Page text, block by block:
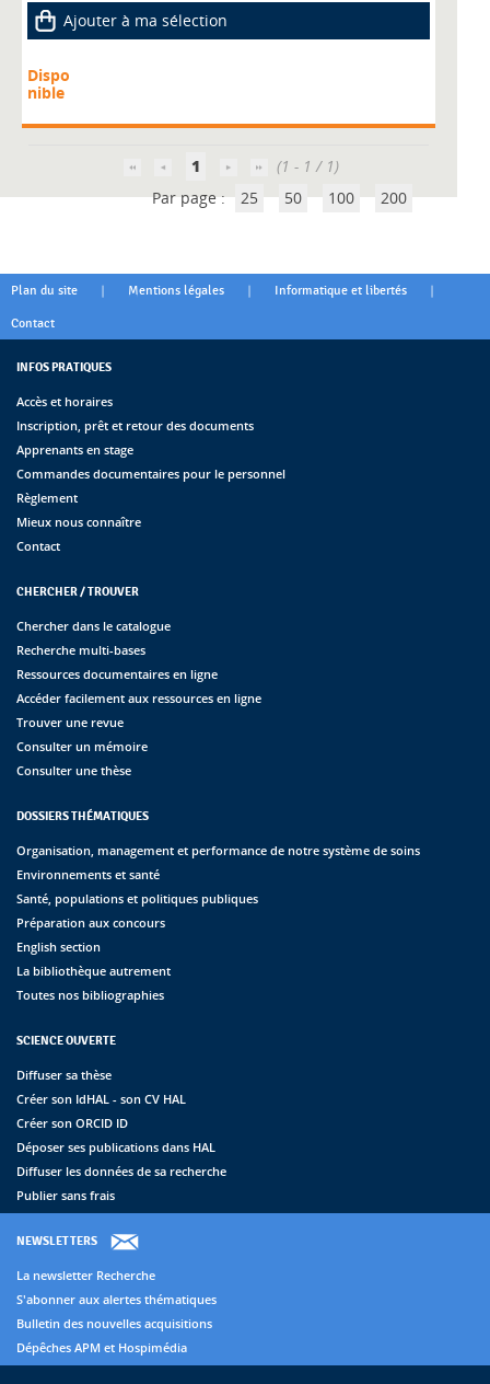
Ajouter à ma sélection
Dispo
nible
1
(1 - 1 / 1)
Par page : 25 50 100 200
Plan du site | Mentions légales | Informatique et libertés |
Contact
INFOS PRATIQUES
Accès et horaires
Inscription, prêt et retour des documents
Apprenants en stage
Commandes documentaires pour le personnel
Règlement
Mieux nous connaître
Contact
CHERCHER / TROUVER
Chercher dans le catalogue
Recherche multi-bases
Ressources documentaires en ligne
Accéder facilement aux ressources en ligne
Trouver une revue
Consulter un mémoire
Consulter une thèse
DOSSIERS THÉMATIQUES
Organisation, management et performance de notre système de soins
Environnements et santé
Santé, populations et politiques publiques
Préparation aux concours
English section
La bibliothèque autrement
Toutes nos bibliographies
SCIENCE OUVERTE
Diffuser sa thèse
Créer son IdHAL - son CV HAL
Créer son ORCID ID
Déposer ses publications dans HAL
Diffuser les données de sa recherche
Publier sans frais
NEWSLETTERS
La newsletter Recherche
S'abonner aux alertes thématiques
Bulletin des nouvelles acquisitions
Dépêches APM et Hospimédia